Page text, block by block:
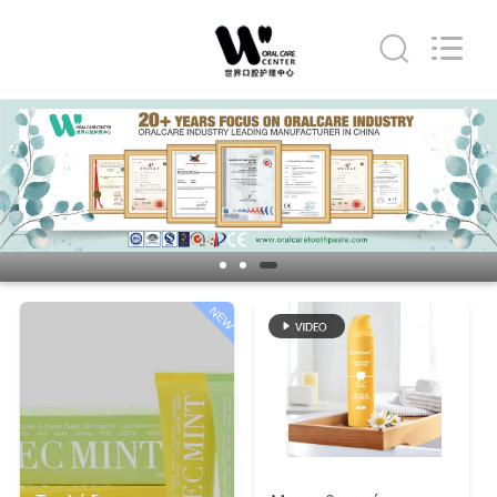
ΣΠΊΤΙ
ΠΡΟΪΌΝΤΑ
ΒΊΝΤΕΟ
ΓΎΡΟΣ
ΕΡΓΟΣΤΑΣΊΩΝ
NEW